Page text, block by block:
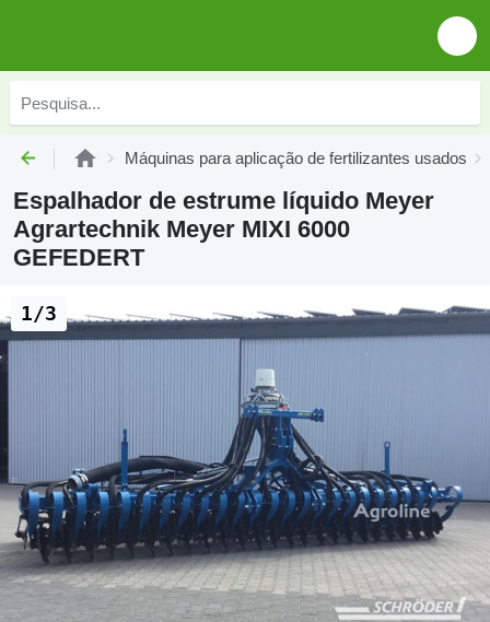
Máquinas para aplicação de fertilizantes usados
Espalhador de estrume líquido Meyer
Agrartechnik Meyer MIXI 6000
GEFEDERT
1/3